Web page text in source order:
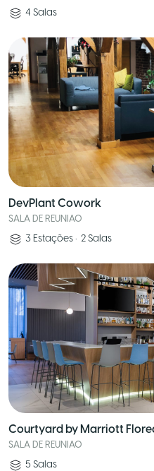
4 Salas
DevPlant Cowork
SALA DE REUNIAO
3 Estações • 2 Salas
Courtyard by Marriott
SALA DE REUNIAO
5 Salas